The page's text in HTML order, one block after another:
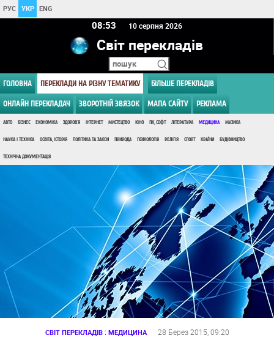
РУС УКР ENG
08:53 10 серпня 2026
Світ перекладів
ГОЛОВНА ПЕРЕКЛАДИ НА РІЗНУ ТЕМАТИКУ БІЛЬШЕ ПЕРЕКЛАДІВ
ОНЛАЙН ПЕРЕКЛАДАЧ ЗВОРОТНІЙ ЗВЯЗОК МАПА САЙТУ РЕКЛАМА
АВТО БІЗНЕС ЕКОНОМІКА ЗДОРОВ'Я ІНТЕРНЕТ МИСТЕЦТВО КІНО ПК, СОФТ ЛІТЕРАТУРА МЕДИЦИНА МУЗИКА
НАУКА І ТЕХНІКА ОСВІТА, ІСТОРІЯ ПОЛІТИКА ТА ЗАКОН ПРИРОДА ПСИХОЛОГІЯ РЕЛІГІЯ СПОРТ КРАЇНИ БУДІВНИЦТВО
ТЕХНІЧНА ДОКУМЕНТАЦІЯ
СВІТ ПЕРЕКЛАДІВ: МЕДИЦИНА 28 Берез 2015 , 09:20